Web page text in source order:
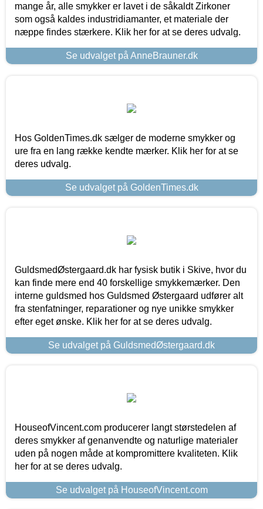
mange år, alle smykker er lavet i de såkaldt Zirkoner
som også kaldes industridiamanter, et materiale der
næppe findes stærkere. Klik her for at se deres udvalg.
Se udvalget på AnneBrauner.dk
Hos GoldenTimes.dk sælger de moderne smykker og
ure fra en lang række kendte mærker. Klik her for at se
deres udvalg.
Se udvalget på GoldenTimes.dk
GuldsmedØstergaard.dk har fysisk butik i Skive, hvor du
kan finde mere end 40 forskellige smykkemærker. Den
interne guldsmed hos Guldsmed Østergaard udfører alt
fra stenfatninger, reparationer og nye unikke smykker
efter eget ønske. Klik her for at se deres udvalg.
Se udvalget på GuldsmedØstergaard.dk
HouseofVincent.com producerer langt størstedelen af
deres smykker af genanvendte og naturlige materialer
uden på nogen måde at kompromittere kvaliteten. Klik
her for at se deres udvalg.
Se udvalget på HouseofVincent.com